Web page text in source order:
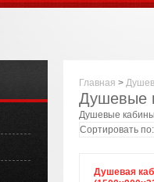
Главная >
Душевые
Душевые
Сортировать
Душевая